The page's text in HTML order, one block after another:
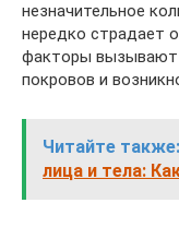
незначительное
нередко страдает
факторы вызывают
покровов и
Читайте также:
лица и тела: